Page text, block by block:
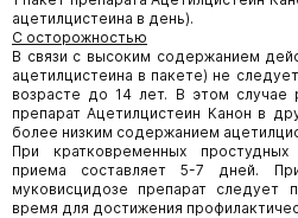
ацетилцистеина в день).
С осторожностью
В связи с высоким содержанием
ацетилцистеина в пакете) не
возрасте до 14 лет. В этом случае
препарат Ацетилцистеин Канон в
более низким содержанием
При кратковременных простудных
приема составляет 5-7 дней.
муковисцидозе препарат следует
время для достижения